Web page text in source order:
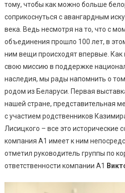
тому, чтобы как можно больше
соприкоснуться с авангардным
века. Ведь несмотря на то, что с
объединения прошло 100 лет, в
ним вещи происходят впервые. Как
свою миссию в поддержке
наследия, мы рады напомнить о
родом из Беларуси. Первая
нашей стране, представительная
с участием родственников
Лисицкого – все это исторические
компания А1 имеет к ним
отметил руководитель группы по
ответственности компании A1